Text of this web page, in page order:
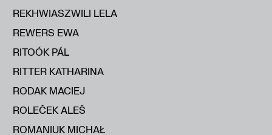
REKHWIASZWILI LELA
REWERS EWA
RITOÓK PÁL
RITTER KATHARINA
RODAK MACIEJ
ROLEČEK ALEŠ
ROMANIUK MICHAŁ